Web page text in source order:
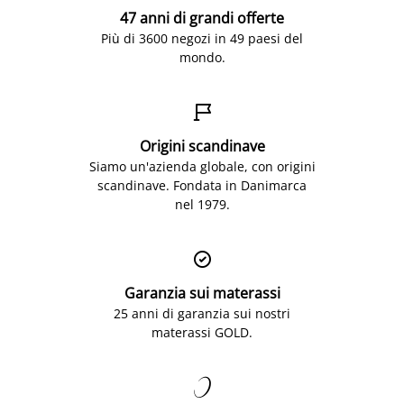
47 anni di grandi offerte
Più di 3600 negozi in 49 paesi del
mondo.

Origini scandinave
Siamo un'azienda globale, con origini
scandinave. Fondata in Danimarca
nel 1979.

Garanzia sui materassi
25 anni di garanzia sui nostri
materassi GOLD.
